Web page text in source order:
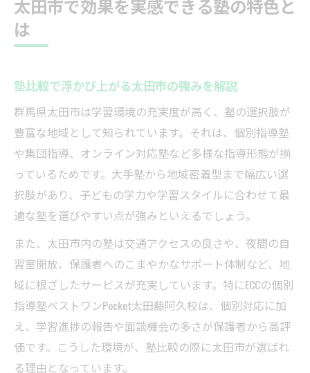
太田市で効果を実感できる塾の特色と
は
塾比較で浮かび上がる太田市の強みを解説
群馬県太田市は学習環境の充実度が高く、塾の選択肢が
豊富な地域として知られています。それは、個別指導塾
や集団指導、オンライン対応塾など多様な指導形態が揃
っているためです。大手塾から地域密着型まで幅広い選
択肢があり、子どもの学力や学習スタイルに合わせて最
適な塾を選びやすい点が強みといえるでしょう。
また、太田市内の塾は交通アクセスの良さや、夜間の自
習室開放、保護者へのこまやかなサポート体制など、地
域に根ざしたサービスが充実しています。特にECCの個別
指導塾ベストワンPocket太田藤阿久校は、個別対応に加
え、学習進捗の報告や面談機会の多さが保護者から高評
価です。こうした環境が、塾比較の際に太田市が選ばれ
る理由となっています。